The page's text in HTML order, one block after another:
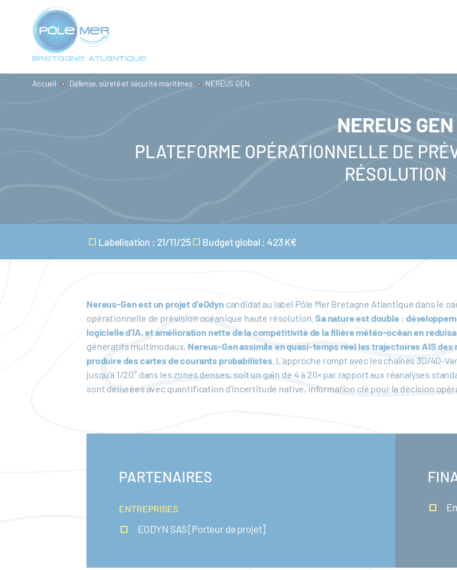
Panneau de gestion des cookies
contenu
Accueil Défense, sûreté et sécurité maritimes NEREUS GEN
NEREUS GEN
PLATEFORME OPÉRATIONNELLE DE
RÉSOLUTION
Labelisation : 21/11/25 Budget global : 423 K€
Nereus-Gen est un projet d’eOdyn candidat au label Pôle Mer Bretagne Atlantique dans le
opérationnelle de prévision océanique haute résolution.Sa nature est double :
logicielle d’IA, et amélioration nette de la compétitivité de la filière météo-océan en
génératifs multimodaux, Nereus-Gen assimile en quasi-temps réel les trajectoires AIS
produire des cartes de courants probabilistes. L’approche rompt avec les chaînes 3D/4D-
jusqu’à 1/20° dans les zones denses, soit un gain de 4 à 20× par rapport aux réanalyses
sont délivrées avec quantification d’incertitude native, information clé pour la décision
PARTENAIRES
ENTREPRISES
EODYN SAS [Porteur de projet]